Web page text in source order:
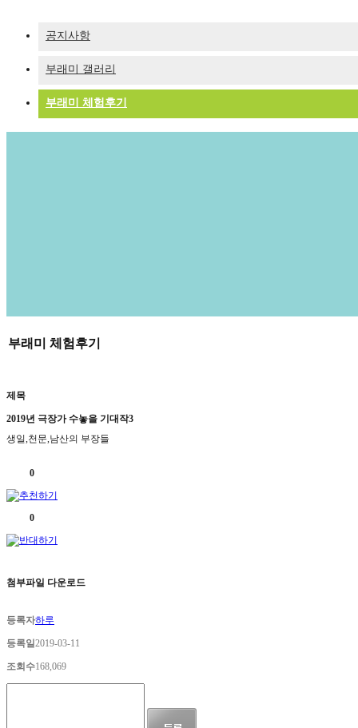
공지사항
부래미 갤러리
부래미 체험후기
부래미 체험후기
제목
2019년 극장가 수놓을 기대작3
생일,천문,남산의 부장들
0
0
첨부파일 다운로드
등록자하루
등록일2019-03-11
조회수168,069